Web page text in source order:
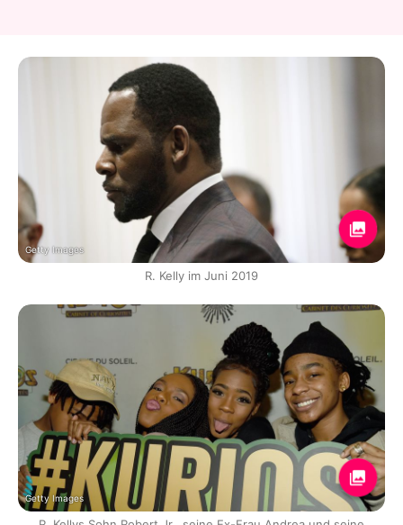
Getty Images
R. Kelly im Juni 2019
Getty Images